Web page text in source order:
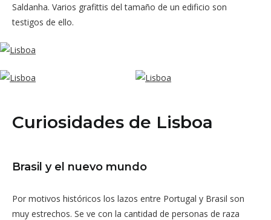
Saldanha. Varios grafittis del tamaño de un edificio son
testigos de ello.
Curiosidades de Lisboa
Brasil y el nuevo mundo
Por motivos históricos los lazos entre Portugal y Brasil son
muy estrechos. Se ve con la cantidad de personas de raza